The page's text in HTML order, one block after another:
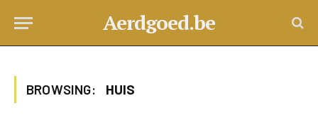
Aerdgoed.be
BROWSING: HUIS